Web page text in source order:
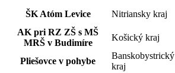
ŠK Atóm Levice Nitriansky kraj
AK pri RZ ZŠ s MŠ
MRŠ v Budimíre
Košický kraj
Pliešovce v pohybe
Banskobystrický
kraj